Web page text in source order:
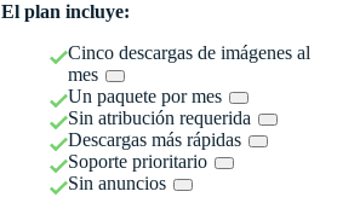
El plan incluye:
Cinco descargas de imágenes al
mes
Un paquete por mes
Sin atribución requerida
Descargas más rápidas
Soporte prioritario
Sin anuncios